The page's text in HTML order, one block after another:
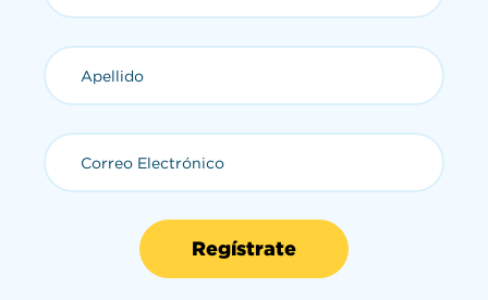
Apellido (requerido)
Correo Electrónico